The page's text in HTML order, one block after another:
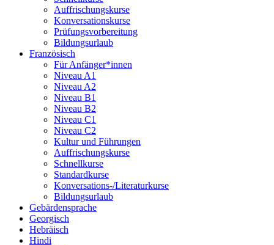
Auffrischungskurse
Konversationskurse
Prüfungsvorbereitung
Bildungsurlaub
Französisch
Für Anfänger*innen
Niveau A1
Niveau A2
Niveau B1
Niveau B2
Niveau C1
Niveau C2
Kultur und Führungen
Auffrischungskurse
Schnellkurse
Standardkurse
Konversations-/Literaturkurse
Bildungsurlaub
Gebärdensprache
Georgisch
Hebräisch
Hindi